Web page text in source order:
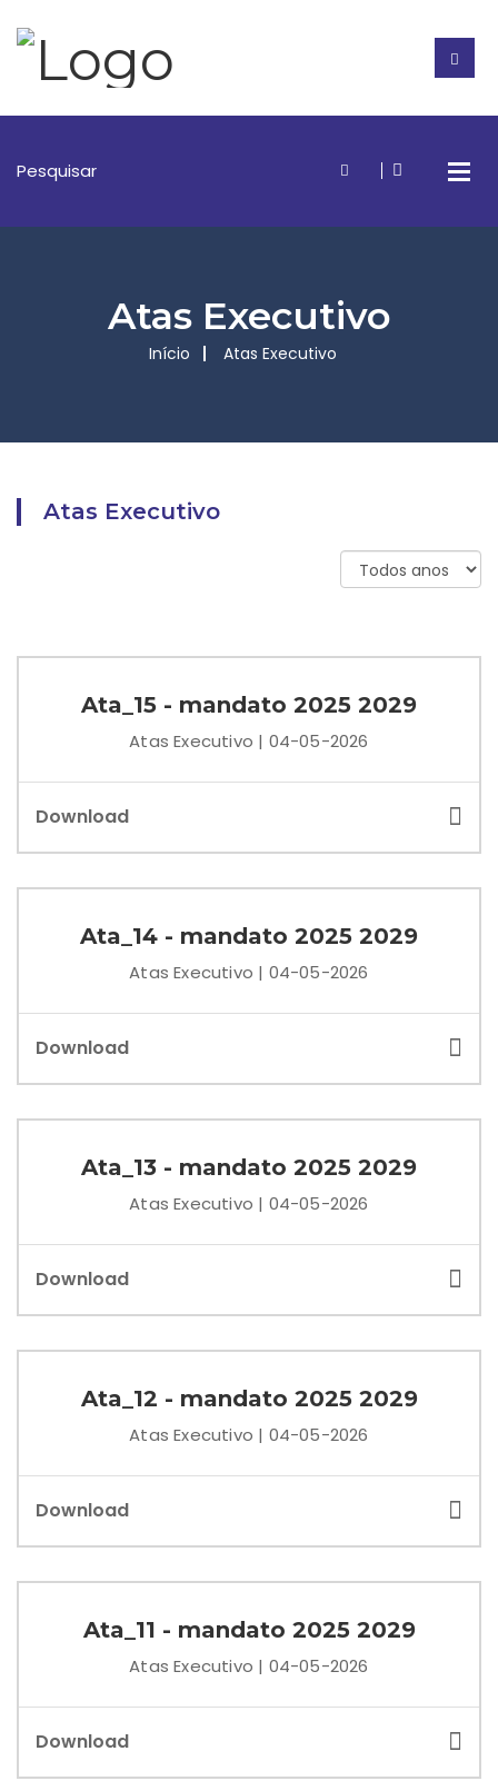
Atas Executivo
Início Atas Executivo
Atas Executivo
Ata_15 - mandato 2025 2029
Atas Executivo | 04-05-2026
Download
Ata_14 - mandato 2025 2029
Atas Executivo | 04-05-2026
Download
Ata_13 - mandato 2025 2029
Atas Executivo | 04-05-2026
Download
Ata_12 - mandato 2025 2029
Atas Executivo | 04-05-2026
Download
Ata_11 - mandato 2025 2029
Atas Executivo | 04-05-2026
Download